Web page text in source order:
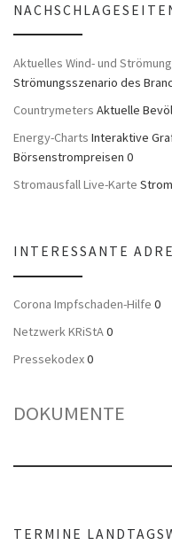
Aktuelles Wind- und
Strömungsszenario des
Countrymeters Aktuelle
Energy-Charts Interaktive
Börsenstrompreisen 0
Stromausfall Live-Karte
INTERESSANTE
Corona Impfschaden-Hilfe 0
Netzwerk KRiStA0
Pressekodex0
DOKUMENTE
TERMINE